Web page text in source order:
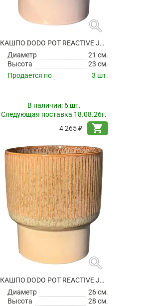
search
КАШПО DODO POT REACTIVE JADE BROWN
Диаметр
21 см.
Высота
23 см.
Продается по
3 шт.
В наличии: 6 шт.
Следующая поставка 18.08.26г.
4 265 ₽
shopping_cart
search
КАШПО DODO POT REACTIVE JADE GREEN
Диаметр
26 см.
Высота
28 см.